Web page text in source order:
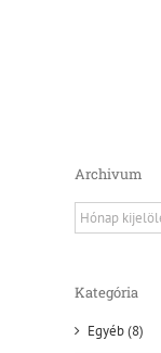
Archivum
Archivum
Kategória
Egyéb (8)